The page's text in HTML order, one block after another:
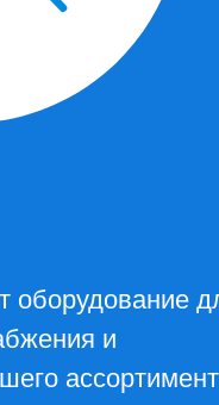
оборудование
и